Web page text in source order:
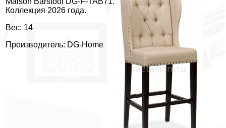
Коллекция 2026 года.
Вес: 14
Производитель: DG-Home